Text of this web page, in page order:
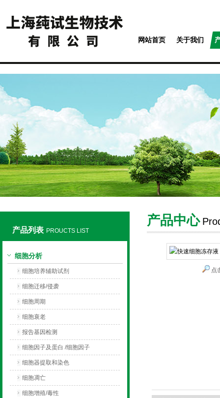
网站首页 关于我们
产品列表 PROUCTS LIST
细胞分析
细胞培养辅助试剂
细胞迁移/侵袭
细胞周期
细胞衰老
报告基因检测
细胞因子及蛋白 /细胞因子
细胞器提取和染色
细胞凋亡
细胞增殖/毒性
产品中心
点